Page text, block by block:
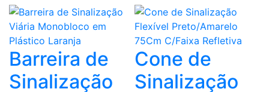
Barreira de
Sinalização
Cone de
Sinalização